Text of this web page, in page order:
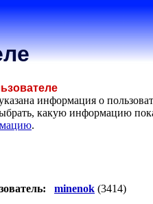
информация о
какую информацию
.
minenok (3414)